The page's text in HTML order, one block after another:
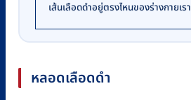
เส้นเลือดดำอยู่ตรงไหนของร่างกายเรา
หลอดเลือดดำ